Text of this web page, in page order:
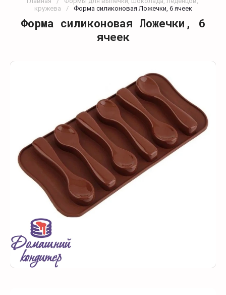
кружева
/ Форма силиконовая Ложечки, 6 ячеек
Форма силиконовая Ложечки, 6
ячеек